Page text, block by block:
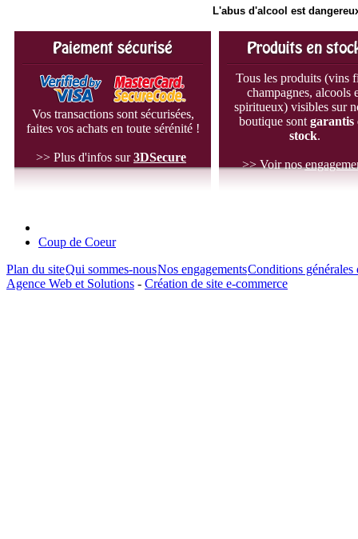
L'abus d'alcool est
Vos transactions sont sécurisées,
faites vos achats en toute sérénité !
>> Plus d'infos sur3DSecure
Tous les produits (vins
champagnes, alcools
spiritueux) visibles sur
boutique sont garantis
stock.
>> Voir nos
Coup de Coeur
Plan du siteQui sommes-nousNos engagementsConditions générales
Agence Web et Solutions - Création de site e-commerce